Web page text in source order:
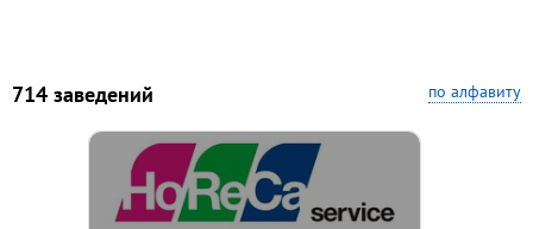
714 заведений по алфавиту